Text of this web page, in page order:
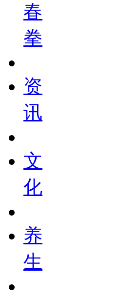
春
拳
资
讯
文
化
养
生